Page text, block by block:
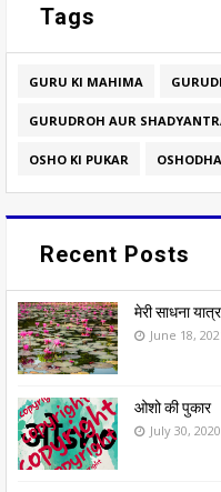
Tags
GURU KI MAHIMA
GURUDROH AUR
OSHO KI PUKAR
Recent Posts
मेरी साधना
June 18,
ओशो की पुकार
July 30, 2020